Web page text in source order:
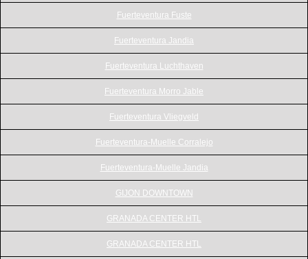
Fuerteventura Fuste
Fuerteventura Jandia
Fuerteventura Luchthaven
Fuerteventura Morro Jable
Fuerteventura Vliegveld
Fuerteventura-Muelle Corralejo
Fuerteventura-Muelle Jandia
GIJON DOWNTOWN
GRANADA CENTER HTL
GRANADA CENTER HTL